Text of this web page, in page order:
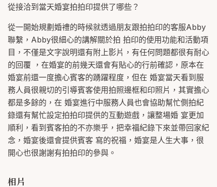
從接洽到當天婚宴拍拍印提供了哪些？
從一開始規劃婚禮的時候就透過朋友跟拍拍印的客服Abby
聯繫，Abby很細心的講解關於拍 拍印的使用功能和活動項
目，不僅是文字說明還有附上影片，有任何問題都很有耐心
的回覆 ，在婚宴的前幾天還會有貼心的行前確認，原本在
婚宴前還一度擔心賓客的踴躍程度，但在 婚宴當天看到服
務人員很親切的引導賓客使用拍照邊框和印照片，其實擔心
都是多餘的，在 婚宴進行中服務人員也會協助幫忙側拍紀
錄還有幫忙設定拍拍印提供的互動遊戲，讓整場婚 宴更加
順利，看到賓客拍的不亦樂乎，把幸福紀錄下來並帶回家紀
念，婚宴後還會提供賓客 寫的祝福，婚宴是人生大事，很
開心也很謝謝有拍拍印的參與。
相片